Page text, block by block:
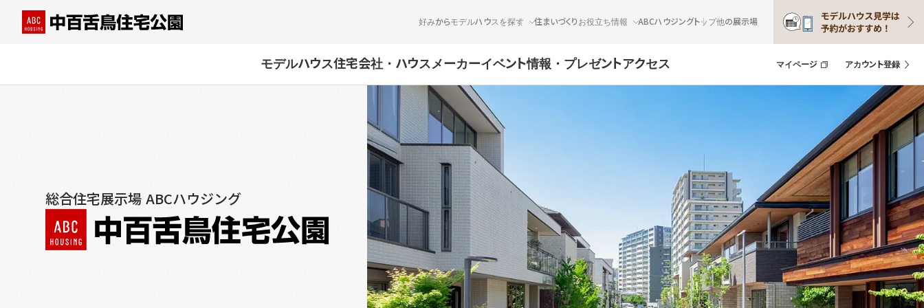
好みからモデルハウスを探す 住まいづくりお役立ち情報 ABCハウジングトップ他の展示場
モデルハウス住宅会社・ハウスメーカーイベント情報・プレゼントアクセス マイページ アカウント登録
総合住宅展示場 ABCハウジング